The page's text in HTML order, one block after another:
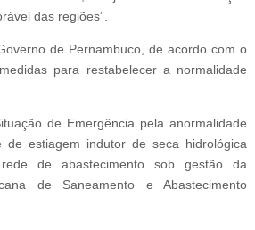
das regiões”.
de Pernambuco, de acordo com o
para restabelecer a normalidade
de Emergência pela anormalidade
de estiagem indutor de seca hidrológica
de abastecimento sob gestão da
de Saneamento e Abastecimento